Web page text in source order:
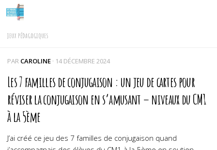
Skip to content
JEUX PÉDAGOGIQUES
PAR CAROLINE · 14 DÉCEMBRE 2024
Les 7 familles de conjugaison : un jeu de cartes pour
réviser la conjugaison en s’amusant – niveaux du CM1
à la 5ème
J’ai créé ce jeu des 7 familles de conjugaison quand